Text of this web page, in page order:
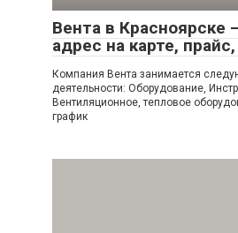
Вента в Красноярске
адрес на карте,
Компания Вента занимается
деятельности: Оборудование,
Вентиляционное, тепловое
график